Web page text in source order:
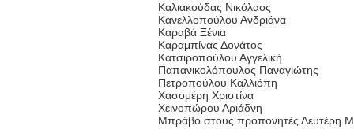
Καλιακούδας Νικόλαος
Κανελλοπούλου Ανδριάνα
Καραβά Ξένια
Καραμπίνας Δονάτος
Κατσιροπούλου Αγγελική
Παπανικολόπουλος Παναγιώτης
Πετροπούλου Καλλιόπη
Χασομέρη Χριστίνα
Χεινοπώρου Αριάδνη
Μπράβο στους προπονητές Λευτέρη